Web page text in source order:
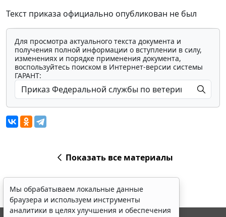
Текст приказа официально опубликован не был
Для просмотра актуального текста документа и
получения полной информации о вступлении в силу,
изменениях и порядке применения документа,
воспользуйтесь поиском в Интернет-версии системы
ГАРАНТ:
Показать все материалы
Мы обрабатываем локальные данные
браузера и используем инструменты
аналитики в целях улучшения и обеспечения